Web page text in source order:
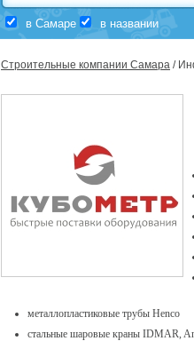
в Самаре в названии
Строительные компании Самара /
металлопластиковые трубы Henco
стальные шаровые краны IDMAR,